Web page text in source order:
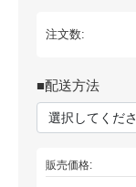
注文数:
■配送方法
販売価格: